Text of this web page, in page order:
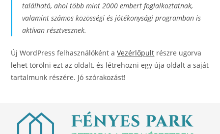
található, ahol több mint 2000 embert foglalkoztatnak,
valamint számos közösségi és jótékonysági programban is
aktívan résztvesznek.
Új WordPress felhasználóként aVezérlőpult részre ugorva
lehet törölni ezt az oldalt, és létrehozni egy úja oldalt a saját
tartalmunk részére. Jó szórakozást!